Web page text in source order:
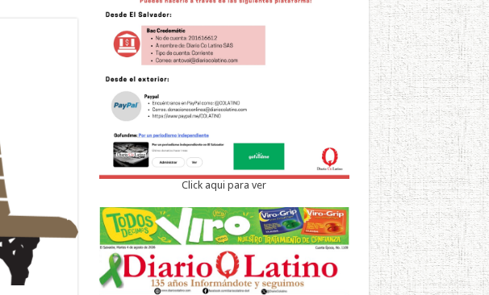
Click aqui para ver